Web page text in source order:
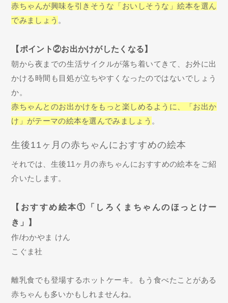
赤ちゃんが興味を引きそうな「おいしそうな」絵本を選ん
でみましょう 。
【ポイント②お出かけがしたくなる】
朝から夜までの生活サイクルが落ち着いてきて、お外に出
かける時間も目処が立ちやすくなったのではないでしょう
か。
赤ちゃんとのお出かけをもっと楽しめるように、「お出か
け」がテーマの絵本を選んでみましょう 。
生後11ヶ月の赤ちゃんにおすすめの絵本
それでは、生後11ヶ月の赤ちゃんにおすすめの絵本をご紹
介いたします。
【おすすめ絵本①「しろくまちゃんのほっとけー
き」】
作/わかやま けん
こぐま社
離乳食でも登場するホットケーキ。もう食べたことがある
赤ちゃんも多いかもしれませんね。